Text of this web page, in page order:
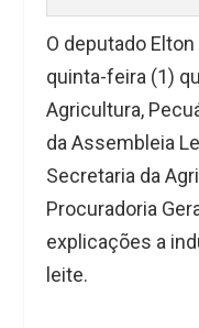
O deputado
quinta-feira (1)
Agricultura,
da Assembleia
Secretaria da
Procuradoria
explicações a
leite.